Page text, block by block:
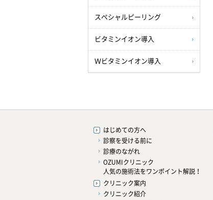
スペシャルピーリング
ビタミンイオン導入
Ｗビタミンイオン導入
はじめての方へ
診察を受ける前に
診療のながれ
OZUMIクリニック
人気の施術法をワンポイント解説！
クリニック案内
クリニック紹介